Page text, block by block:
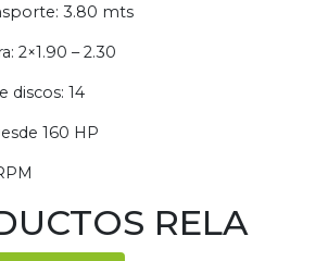
3.80 mts
2×1.90 – 2.30
discos: 14
160 HP
RELA